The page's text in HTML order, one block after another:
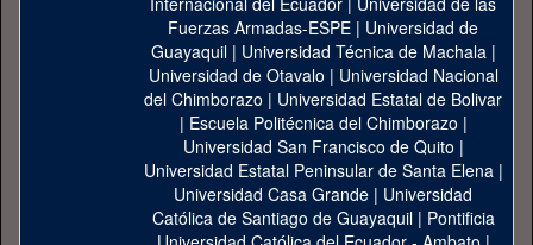
Fuerzas Armadas-ESPE | Universidad de
Guayaquil| Universidad Técnica de Machala|
Universidad de Otavalo | Universidad Nacional
del Chimborazo | Universidad Estatal de Bolivar
| Escuela Politécnica del Chimborazo |
Universidad San Francisco de Quito |
Universidad Estatal Peninsular de Santa Elena|
Universidad Casa Grande | Universidad
Católica de Santiago de Guayaquil| Pontificia